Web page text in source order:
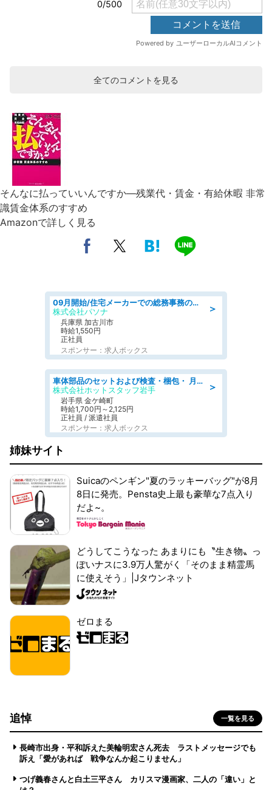
全てのコメントを見る
そんなに払っていいんですか―残業代・賃金・有給休暇 非常
識賃金体系のすすめ
Amazonで詳しく見る
＞
09月開始/住宅メーカーでの総務事務のお仕事/駅近/車通勤可/一般事務/人事労務
株式会社パソナ
兵庫県 加古川市
時給1,550円
正社員
スポンサー：求人ボックス
＞
車体部品のセットおよび検査・梱包・ 月収32万可!自動車部品の組付け・検査 家賃補助あり 長期安定/日払いOK
株式会社ホットスタッフ岩手
岩手県 金ケ崎町
時給1,700円～2,125円
正社員 / 派遣社員
スポンサー：求人ボックス
姉妹サイト
Suicaのペンギン"夏のラッキーバッグ"が8月
8日に発売。Pensta史上最も豪華な7点入り
だよ~。
どうしてこうなった あまりにも〝生き物〟っ
ぽいナスに3.9万人驚がく「そのまま精霊馬
に使えそう」|Jタウンネット
ゼロまる
追悼 一覧を見る
長崎市出身・平和訴えた美輪明宏さん死去 ラストメッセージでも
訴え「愛があれば 戦争なんか起こりません」
つげ義春さんと白土三平さん カリスマ漫画家、二人の「違い」と